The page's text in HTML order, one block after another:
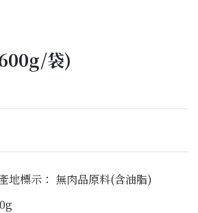
袋)
地標示： 無肉品原料(含油脂)